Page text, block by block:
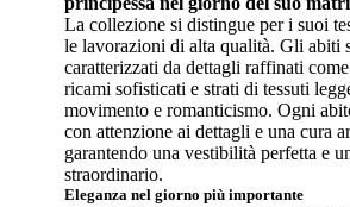
La collezione si distingue per i suoi
le lavorazioni di alta qualità. Gli abiti
caratterizzati da dettagli raffinati
ricami sofisticati e strati di tessuti
movimento e romanticismo. Ogni
con attenzione ai dettagli e una cura
garantendo una vestibilità perfetta e
straordinario.
Eleganza nel giorno più importante